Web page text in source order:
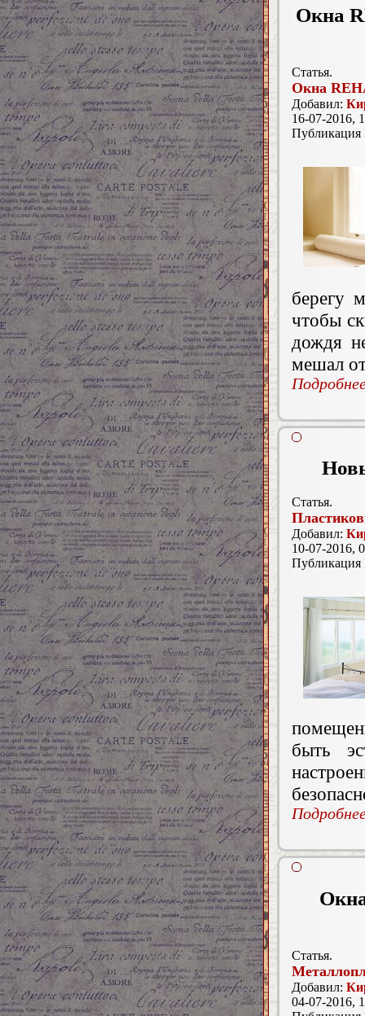
Окна
Статья.
Окна
Добавил:
16-07-2016,
берегу
чтобы
дождя
мешал
Статья.
Добавил:
10-07-2016,
быть
Статья.
Добавил:
04-07-2016,